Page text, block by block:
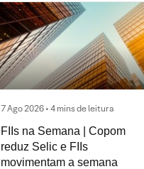
7 Ago 2026 • 4 mins de leitura
FIIs na Semana | Copom
reduz Selic e FIIs
movimentam a semana